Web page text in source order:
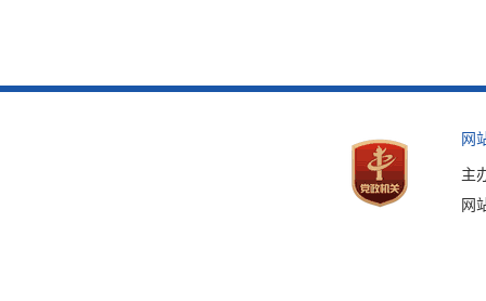
网
主
网